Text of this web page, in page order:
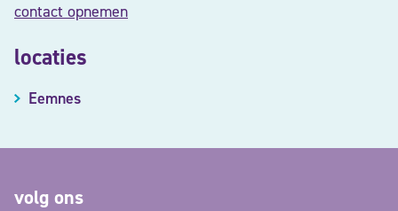
contact opnemen
locaties
Eemnes
volg ons